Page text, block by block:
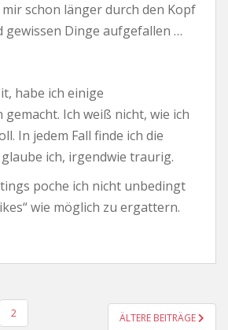
schon länger durch den Kopf
gewissen Dinge aufgefallen …
habe ich einige
Ich weiß nicht, wie ich
In jedem Fall finde ich die
ich, irgendwie traurig.
poche ich nicht unbedingt
wie möglich zu ergattern.
2 ÄLTERE BEITRÄGE